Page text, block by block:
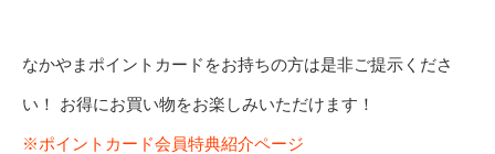
なかやまポイントカードをお持ちの方は是非ご提示くださ
い！ お得にお買い物をお楽しみいただけます！
※ポイントカード会員特典紹介ページ